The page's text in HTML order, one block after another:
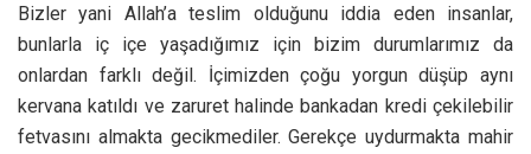
Bizler yani Allah’a teslim olduğunu iddia eden insanlar,
bunlarla iç içe yaşadığımız için bizim durumlarımız da
onlardan farklı değil. İçimizden çoğu yorgun düşüp aynı
kervana katıldı ve zaruret halinde bankadan kredi çekilebilir
fetvasını almakta gecikmediler. Gerekçe uydurmakta mahir